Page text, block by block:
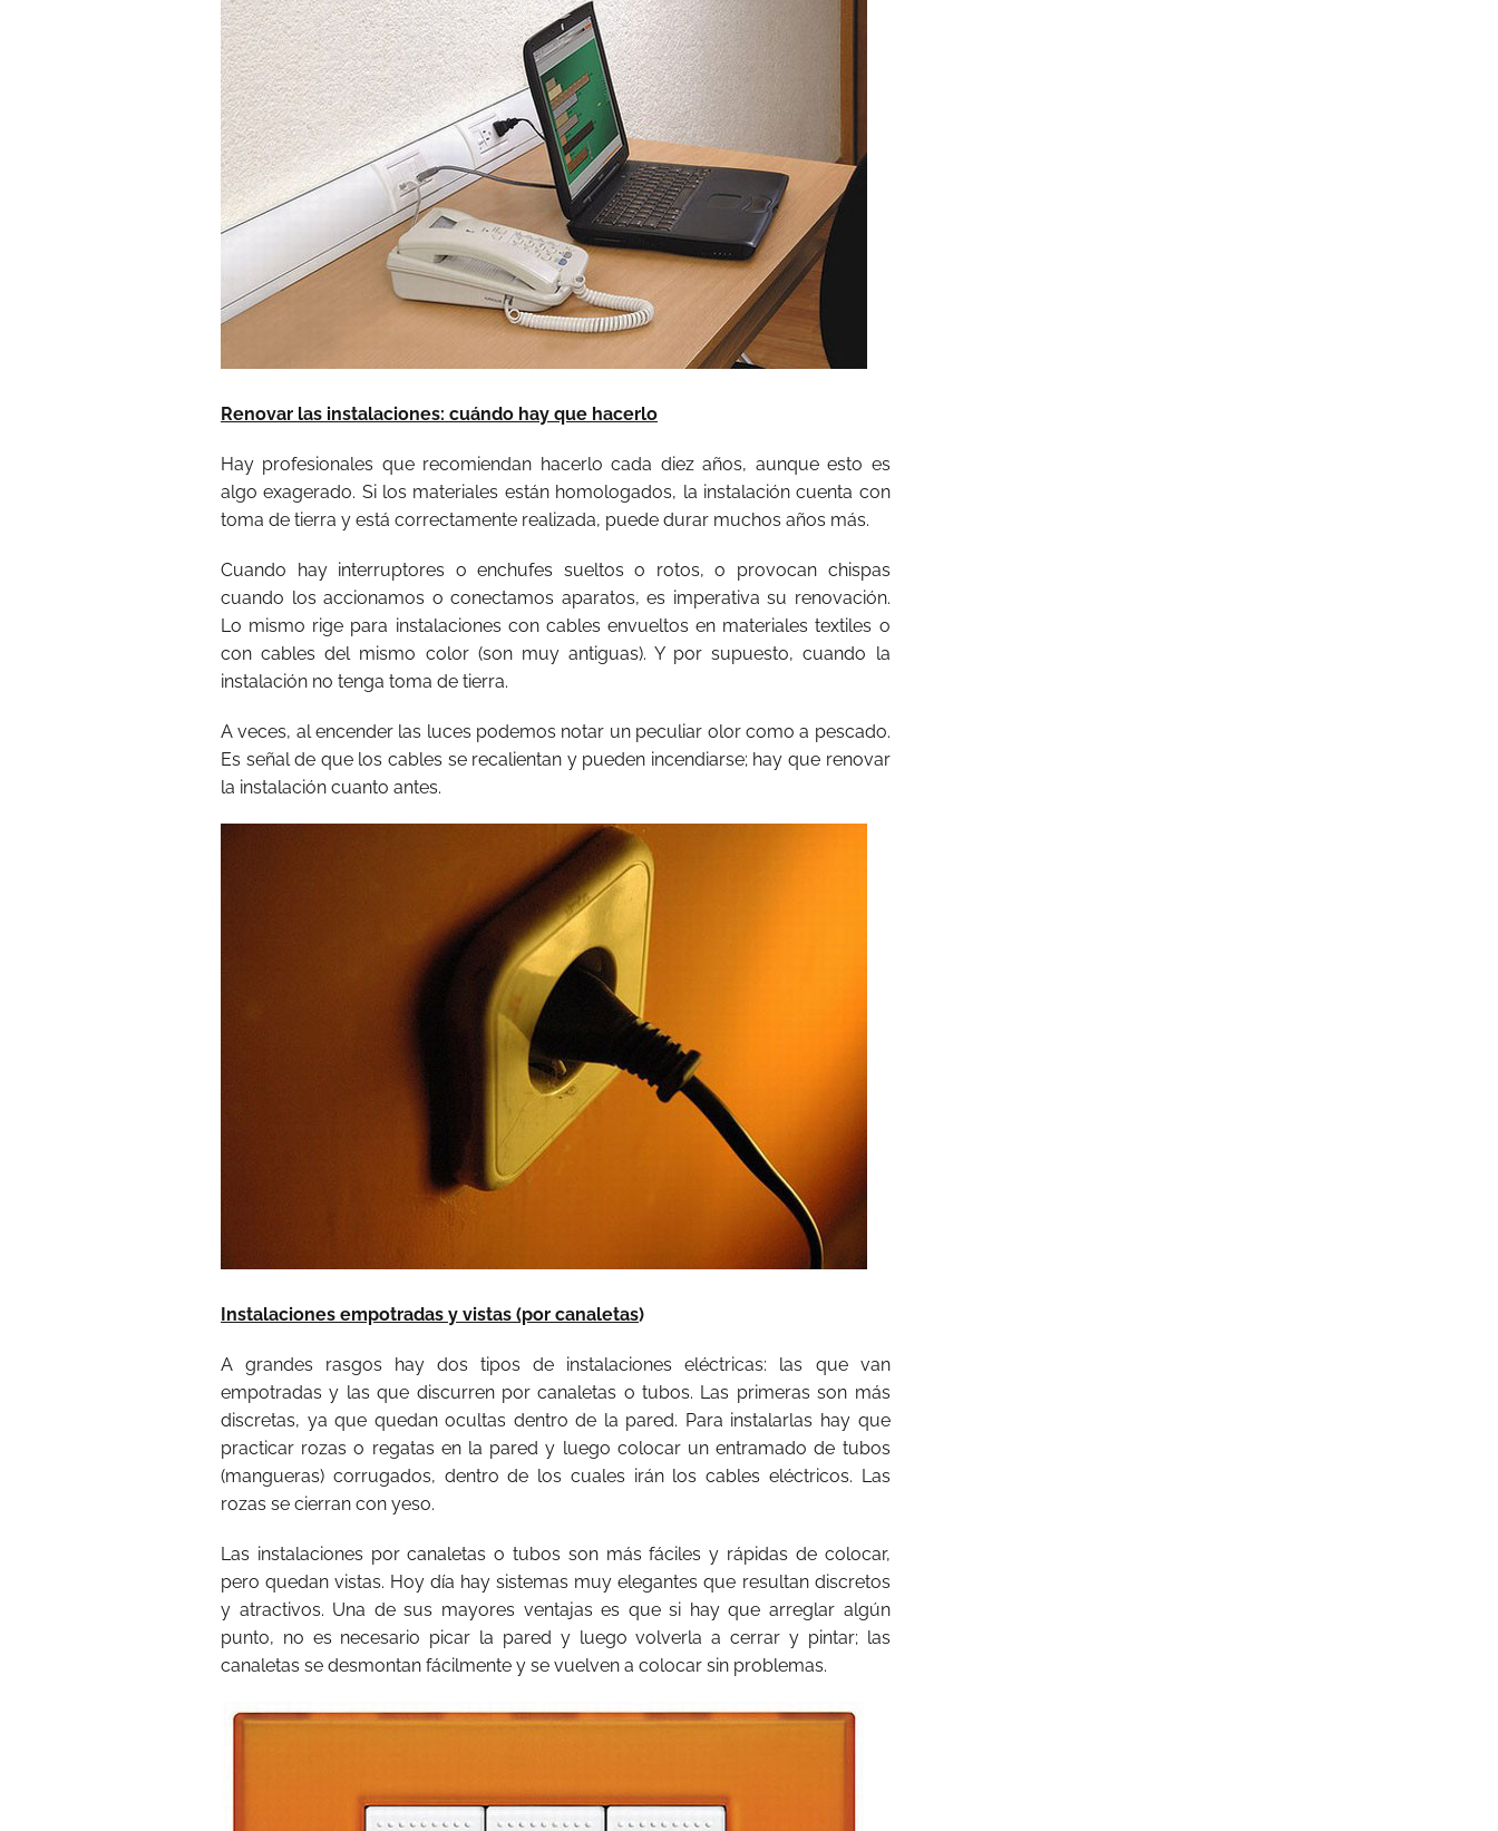
Renovar las instalaciones: cuándo hay que hacerlo
Hay profesionales que recomiendan hacerlo cada diez años, aunque esto es
algo exagerado. Si los materiales están homologados, la instalación cuenta con
toma de tierra y está correctamente realizada, puede durar muchos años más.
Cuando hay interruptores o enchufes sueltos o rotos, o provocan chispas
cuando los accionamos o conectamos aparatos, es imperativa su renovación.
Lo mismo rige para instalaciones con cables envueltos en materiales textiles o
con cables del mismo color (son muy antiguas). Y por supuesto, cuando la
instalación no tenga toma de tierra.
A veces, al encender las luces podemos notar un peculiar olor como a pescado.
Es señal de que los cables se recalientan y pueden incendiarse; hay que renovar
la instalación cuanto antes.
Instalaciones empotradas y vistas (por canaletas)
A grandes rasgos hay dos tipos de instalaciones eléctricas: las que van
empotradas y las que discurren por canaletas o tubos. Las primeras son más
discretas, ya que quedan ocultas dentro de la pared. Para instalarlas hay que
practicar rozas o regatas en la pared y luego colocar un entramado de tubos
(mangueras) corrugados, dentro de los cuales irán los cables eléctricos. Las
rozas se cierran con yeso.
Las instalaciones por canaletas o tubos son más fáciles y rápidas de colocar,
pero quedan vistas. Hoy día hay sistemas muy elegantes que resultan discretos
y atractivos. Una de sus mayores ventajas es que si hay que arreglar algún
punto, no es necesario picar la pared y luego volverla a cerrar y pintar; las
canaletas se desmontan fácilmente y se vuelven a colocar sin problemas.